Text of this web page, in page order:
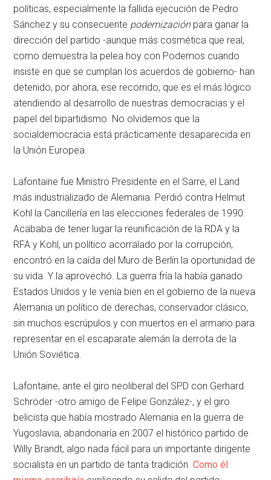
políticas, especialmente la fallida ejecución de Pedro
Sánchez y su consecuente podemizaciónpara ganar la
dirección del partido -aunque más cosmética que real,
como demuestra la pelea hoy con Podemos cuando
insiste en que se cumplan los acuerdos de gobierno- han
detenido, por ahora, ese recorrido, que es el más lógico
atendiendo al desarrollo de nuestras democracias y el
papel del bipartidismo. No olvidemos que la
socialdemocracia está prácticamente desaparecida en
la Unión Europea.
Lafontaine fue Ministro Presidente en el Sarre, el Land
más industrializado de Alemania. Perdió contra Helmut
Kohl la Cancillería en las elecciones federales de 1990.
Acababa de tener lugar la reunificación de la RDA y la
RFA y Kohl, un político acorralado por la corrupción,
encontró en la caída del Muro de Berlín la oportunidad de
su vida. Y la aprovechó. La guerra fría la había ganado
Estados Unidos y le venía bien en el gobierno de la nueva
Alemania un político de derechas, conservador clásico,
sin muchos escrúpulos y con muertos en el armario para
representar en el escaparate alemán la derrota de la
Unión Soviética.
Lafontaine, ante el giro neoliberal del SPD con Gerhard
Schröder -otro amigo de Felipe González-, y el giro
belicista que había mostrado Alemania en la guerra de
Yugoslavia, abandonaría en 2007 el histórico partido de
Willy Brandt, algo nada fácil para un importante dirigente
socialista en un partido de tanta tradición.Como él